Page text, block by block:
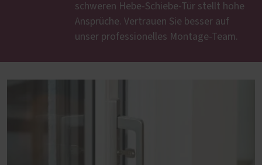
schweren Hebe-Schiebe-Tür stellt hohe
Ansprüche. Vertrauen Sie besser auf
unser professionelles Montage-Team.